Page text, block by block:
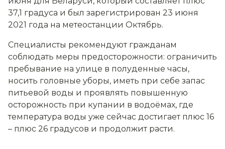
37,1 градуса и был зарегистрирован 23 июня
2021 года на метеостанции Октябрь.
Специалисты рекомендуют гражданам
соблюдать меры предосторожности: ограничить
пребывание на улице в полуденные часы,
носить головные уборы, иметь при себе запас
питьевой воды и проявлять повышенную
осторожность при купании в водоёмах, где
температура воды уже сейчас достигает плюс 16
– плюс 26 градусов и продолжит расти.